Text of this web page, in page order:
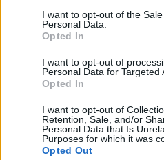
consent section.
I want to opt-out of the
Personal Data.
Opted In
I want to opt-out of
Personal Data for Targeted
Opted In
I want to opt-out of
Retention, Sale, and/or
Personal Data that Is
Purposes for which it was
Opted Out
kapcsán beszélt elemi
művészet adta